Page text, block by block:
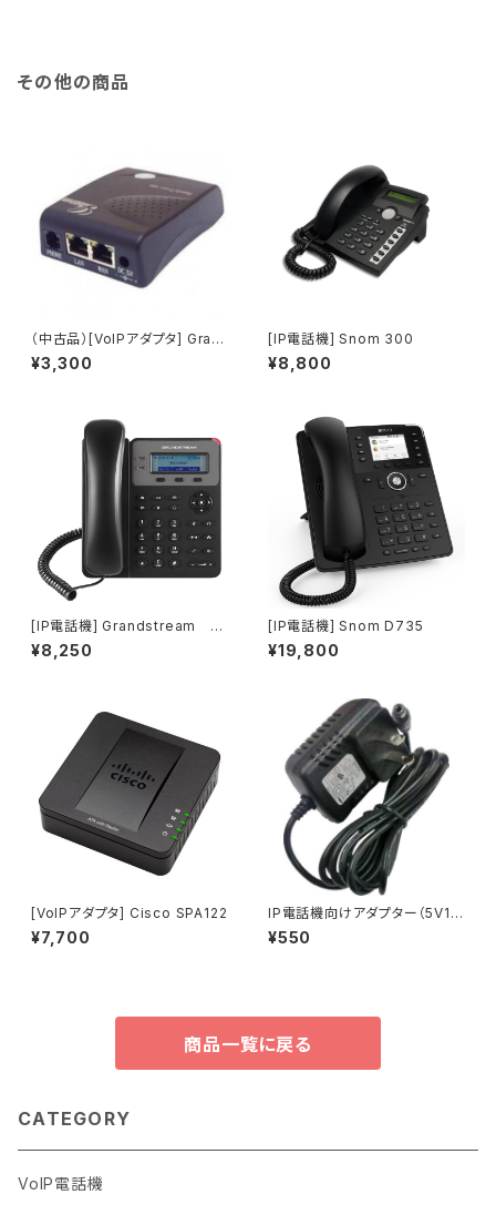
その他の商品
（中古品）[VoIPアダプタ] Gran
dstream HT486／アダプタセ
ット（中古品）
¥3,300
[IP電話機] Snom 300
¥8,800
[IP電話機] Grandstream G
XP1615／アダプタセット
¥8,250
[IP電話機] Snom D735
¥19,800
[VoIPアダプタ] Cisco SPA122
¥7,700
IP電話機向けアダプター（5V1
A）
¥550
商品一覧に戻る
CATEGORY
VoIP電話機